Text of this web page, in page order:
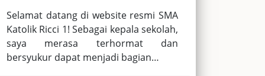
Selamat datang di website resmi SMA
Katolik Ricci 1! Sebagai kepala sekolah,
saya merasa terhormat dan
bersyukur dapat menjadi bagian…